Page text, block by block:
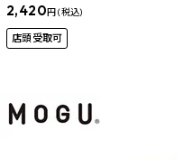
2,420円 (税込)
店頭受取可